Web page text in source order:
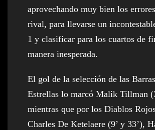
aprovechando muy bien los
rival, para llevarse un
1 y clasificar para los cuartos de
manera inesperada.
El gol de la selección de las
Estrellas lo marcó Malik Tillman
mientras que por los Diablos
Charles De Ketelaere (9’ y 33’),